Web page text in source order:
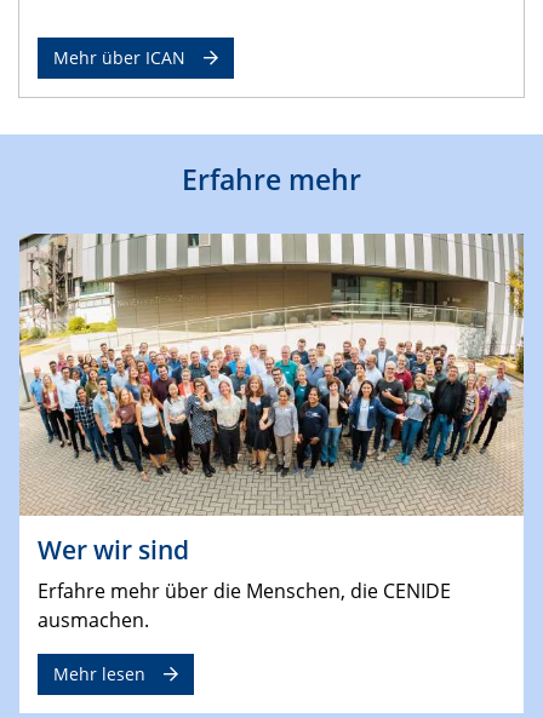
Mehr über ICAN
Erfahre mehr
Wer wir sind
Erfahre mehr über die Menschen, die CENIDE
ausmachen.
Mehr lesen